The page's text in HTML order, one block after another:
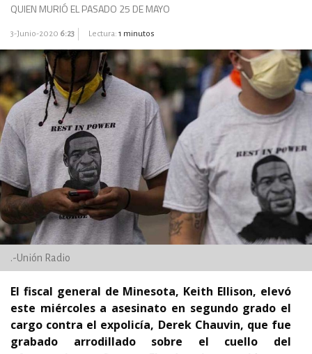
QUIEN MURIÓ EL PASADO 25 DE MAYO
3-Junio-2020 6:23 Lectura: 1 minutos
.-Unión Radio
El fiscal general de Minesota, Keith Ellison, elevó
este miércoles a asesinato en segundo grado el
cargo contra el expolicía, Derek Chauvin, que fue
grabado arrodillado sobre el cuello del